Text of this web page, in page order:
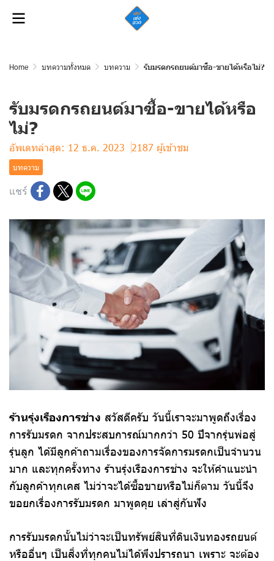
Home บทความทั้งหมด บทความ รับมรดกรถยนต์มาซื้อ-ขายได้หรือไม่?
รับมรดกรถยนต์มาซื้อ-ขายได้หรือ
ไม่?
อัพเดทล่าสุด: 12 ธ.ค. 2023 2187 ผู้เข้าชม
บทความ
แชร์
ร้านรุ่งเรืองการช่าง สวัสดีครับ วันนี้เราจะมาพูดถึงเรื่อง
การรับมรดก จากประสบการณ์มากกว่า 50 ปีจากรุ่นพ่อสู่
รุ่นลูก ได้มีลูกค้าถามเรื่องของการจัดการมรดกเป็นจำนวน
มาก และทุกครั้งทาง ร้านรุ่งเรืองการช่าง จะให้คำแนะนำ
กับลูกค้าทุกเคส ไม่ว่าจะได้ซื้อขายหรือไม่ก็ตาม วันนี้จึง
ขอยกเรื่องการรับมรดก มาพูดคุย เล่าสู่กันฟัง
การรับมรดกนั้นไม่ว่าจะเป็นทรัพย์สินที่ดินเงินทองรถยนต์
หรืออื่นๆ เป็นสิ่งที่ทุกคนไม่ได้พึงปรารถนา เพราะ จะต้อง